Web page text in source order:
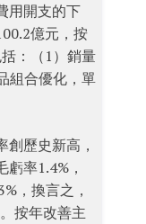
用開支的下
億元，按
：（1）銷量
組合優化，單
歷史新高，
率1.4%，
，換言之，
按年改善主